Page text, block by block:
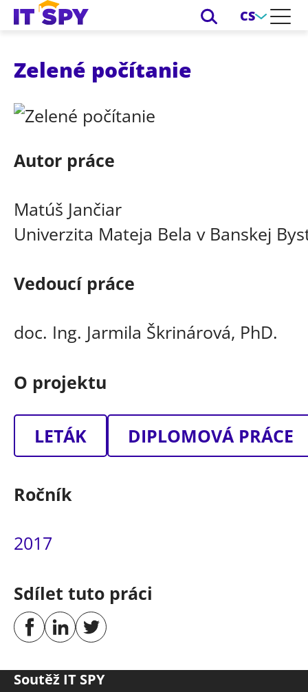
CS
Zelené počítanie
Autor práce
Matúš Jančiar
Univerzita Mateja Bela v Banskej
Vedoucí práce
doc. Ing. Jarmila Škrinárová, PhD.
O projektu
LETÁK DIPLOMOVÁ PRÁCE
Ročník
2017
Sdílet tuto práci
Soutěž IT SPY